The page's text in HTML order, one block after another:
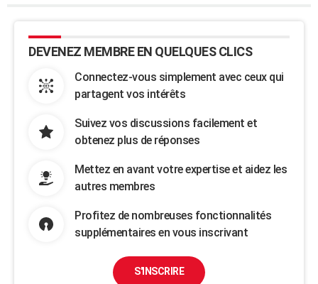
DEVENEZ MEMBRE EN QUELQUES CLICS
Connectez-vous simplement avec ceux qui
partagent vos intérêts
Suivez vos discussions facilement et
obtenez plus de réponses
Mettez en avant votre expertise et aidez les
autres membres
Profitez de nombreuses fonctionnalités
supplémentaires en vous inscrivant
S'INSCRIRE